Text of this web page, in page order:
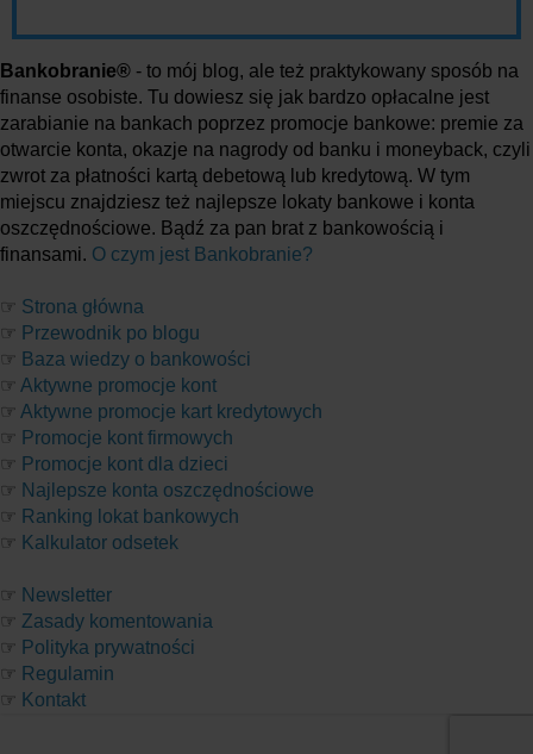
Bankobranie® - to mój blog, ale też praktykowany sposób na
finanse osobiste. Tu dowiesz się jak bardzo opłacalne jest
zarabianie na bankach poprzez promocje bankowe: premie za
otwarcie konta, okazje na nagrody od banku i moneyback, czyli
zwrot za płatności kartą debetową lub kredytową. W tym
miejscu znajdziesz też najlepsze lokaty bankowe i konta
oszczędnościowe. Bądź za pan brat z bankowością i
finansami. O czym jest Bankobranie?
☞ Strona główna
☞ Przewodnik po blogu
☞ Baza wiedzy o bankowości
☞ Aktywne promocje kont
☞ Aktywne promocje kart kredytowych
☞ Promocje kont firmowych
☞ Promocje kont dla dzieci
☞ Najlepsze konta oszczędnościowe
☞ Ranking lokat bankowych
☞ Kalkulator odsetek
☞ Newsletter
☞ Zasady komentowania
☞ Polityka prywatności
☞ Regulamin
☞ Kontakt